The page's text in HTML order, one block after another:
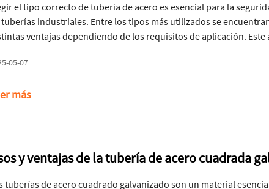
el tipo correcto de tubería de acero es esencial para la
industriales. Entre los tipos más utilizados se
ventajas dependiendo de los requisitos de aplicación.
05-07
más
y ventajas de la tubería de acero cuadrada
tuberías de acero cuadrado galvanizado son un material